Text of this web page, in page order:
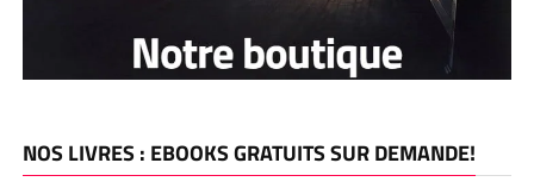
NOS LIVRES : EBOOKS GRATUITS SUR DEMANDE!